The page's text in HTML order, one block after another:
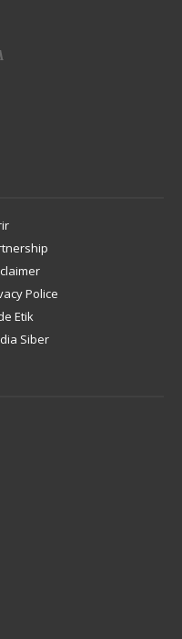
Police
Etik
Siber